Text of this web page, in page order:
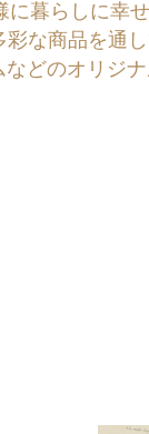
に暮らしに幸
彩な商品を通
などのオリジ